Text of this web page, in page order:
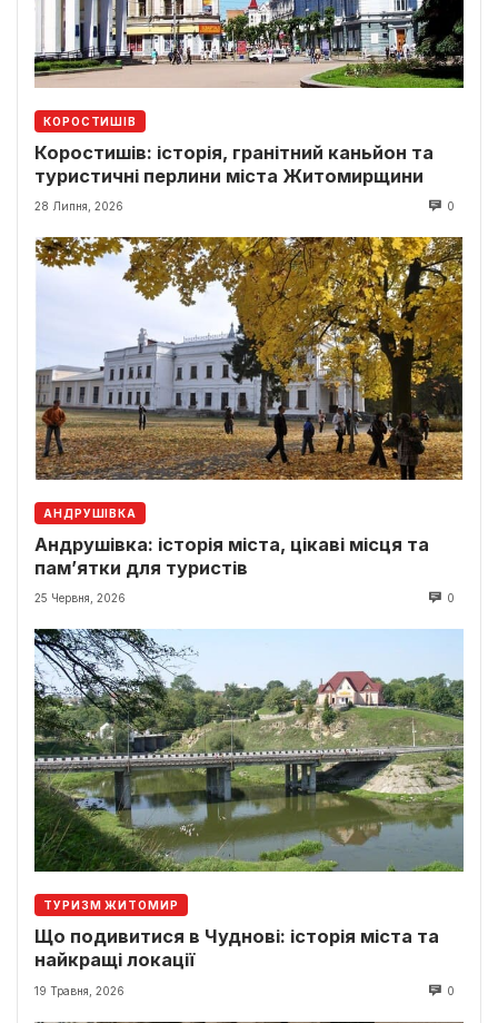
КОРОСТИШІВ
Коростишів: історія, гранітний каньйон та
туристичні перлини міста Житомирщини
28 Липня, 2026 0
АНДРУШІВКА
Андрушівка: історія міста, цікаві місця та
пам’ятки для туристів
25 Червня, 2026 0
ТУРИЗМ ЖИТОМИР
Що подивитися в Чуднові: історія міста та
найкращі локації
19 Травня, 2026 0